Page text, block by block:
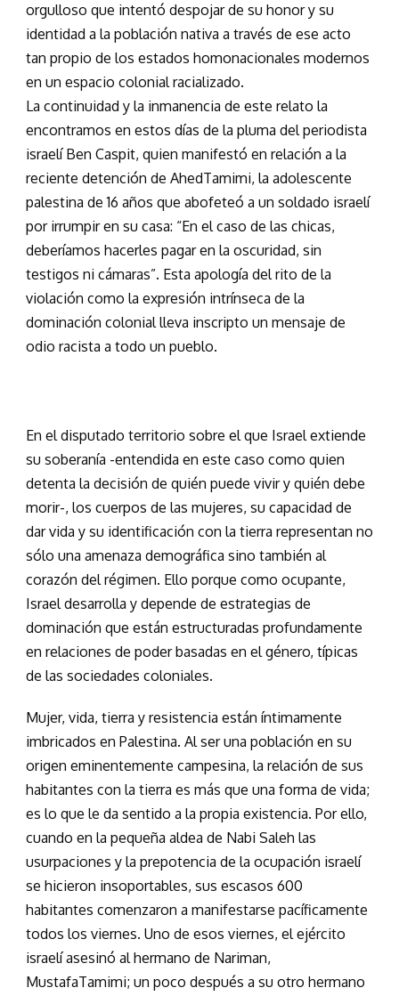
orgulloso que intentó despojar de su honor y su
identidad a la población nativa a través de ese acto
tan propio de los estados homonacionales modernos
en un espacio colonial racializado.
La continuidad y la inmanencia de este relato la
encontramos en estos días de la pluma del periodista
israelí Ben Caspit, quien manifestó en relación a la
reciente detención de AhedTamimi, la adolescente
palestina de 16 años que abofeteó a un soldado israelí
por irrumpir en su casa: “En el caso de las chicas,
deberíamos hacerles pagar en la oscuridad, sin
testigos ni cámaras”. Esta apología del rito de la
violación como la expresión intrínseca de la
dominación colonial lleva inscripto un mensaje de
odio racista a todo un pueblo.
En el disputado territorio sobre el que Israel extiende
su soberanía -entendida en este caso como quien
detenta la decisión de quién puede vivir y quién debe
morir-, los cuerpos de las mujeres, su capacidad de
dar vida y su identificación con la tierra representan no
sólo una amenaza demográfica sino también al
corazón del régimen. Ello porque como ocupante,
Israel desarrolla y depende de estrategias de
dominación que están estructuradas profundamente
en relaciones de poder basadas en el género, típicas
de las sociedades coloniales.
Mujer, vida, tierra y resistencia están íntimamente
imbricados en Palestina. Al ser una población en su
origen eminentemente campesina, la relación de sus
habitantes con la tierra es más que una forma de vida;
es lo que le da sentido a la propia existencia. Por ello,
cuando en la pequeña aldea de Nabi Saleh las
usurpaciones y la prepotencia de la ocupación israelí
se hicieron insoportables, sus escasos 600
habitantes comenzaron a manifestarse pacíficamente
todos los viernes. Uno de esos viernes, el ejército
israelí asesinó al hermano de Nariman,
MustafaTamimi; un poco después a su otro hermano